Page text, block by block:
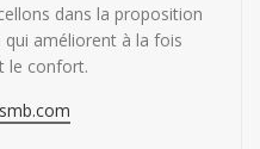
dans la proposition
améliorent à la fois
le confort.